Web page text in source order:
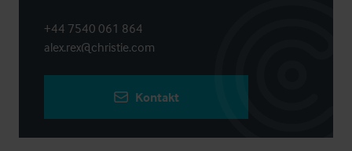
+44 7540 061 864
alex.rex@christie.com
Kontakt